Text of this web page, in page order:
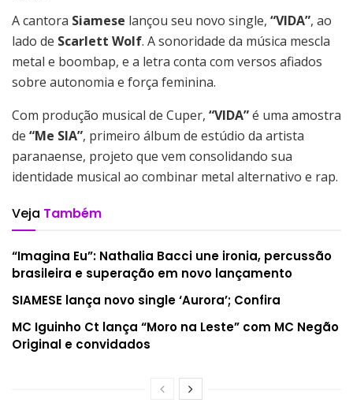
A cantora Siamese lançou seu novo single, “VIDA”, ao
lado de Scarlett Wolf. A sonoridade da música mescla
metal e boombap, e a letra conta com versos afiados
sobre autonomia e força feminina.
Com produção musical de Cuper, “VIDA”é uma amostra
de “Me SIA”, primeiro álbum de estúdio da artista
paranaense, projeto que vem consolidando sua
identidade musical ao combinar metal alternativo e rap.
Veja Também
“Imagina Eu”: Nathalia Bacci une ironia, percussão
brasileira e superação em novo lançamento
SIAMESE lança novo single ‘Aurora’; Confira
MC Iguinho Ct lança “Moro na Leste” com MC Negão
Original e convidados